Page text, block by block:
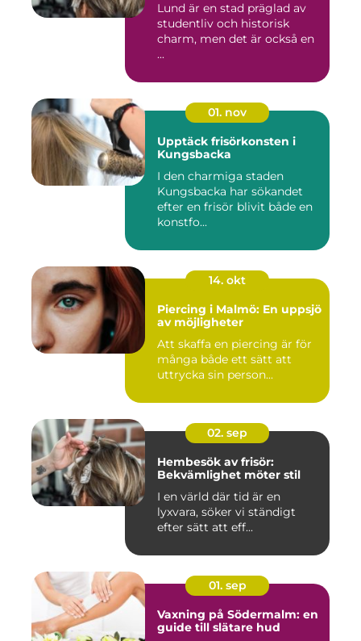
Lund är en stad präglad av
studentliv och historisk
charm, men det är också en
...
01. nov
Upptäck frisörkonsten i
Kungsbacka
I den charmiga staden
Kungsbacka har sökandet
efter en frisör blivit både en
konstfo...
14. okt
Piercing i Malmö: En uppsjö
av möjligheter
Att skaffa en piercing är för
många både ett sätt att
uttrycka sin person...
02. sep
Hembesök av frisör:
Bekvämlighet möter stil
I en värld där tid är en
lyxvara, söker vi ständigt
efter sätt att eff...
01. sep
Vaxning på Södermalm: en
guide till slätare hud